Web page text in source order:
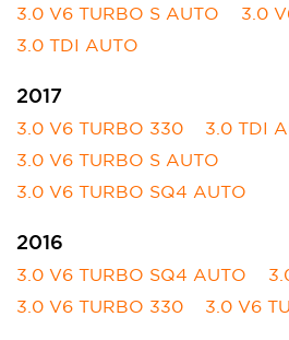
3.0 V6 TURBO S AUTO
3.0
3.0 TDI AUTO
2017
3.0 V6 TURBO 330
3.0 TDI
3.0 V6 TURBO S AUTO
3.0 V6 TURBO SQ4 AUTO
2016
3.0 V6 TURBO SQ4 AUTO
3.0 V6 TURBO 330
3.0 V6